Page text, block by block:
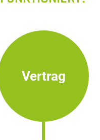
Vertrag